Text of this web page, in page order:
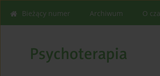
Bieżący numer Archiwum O